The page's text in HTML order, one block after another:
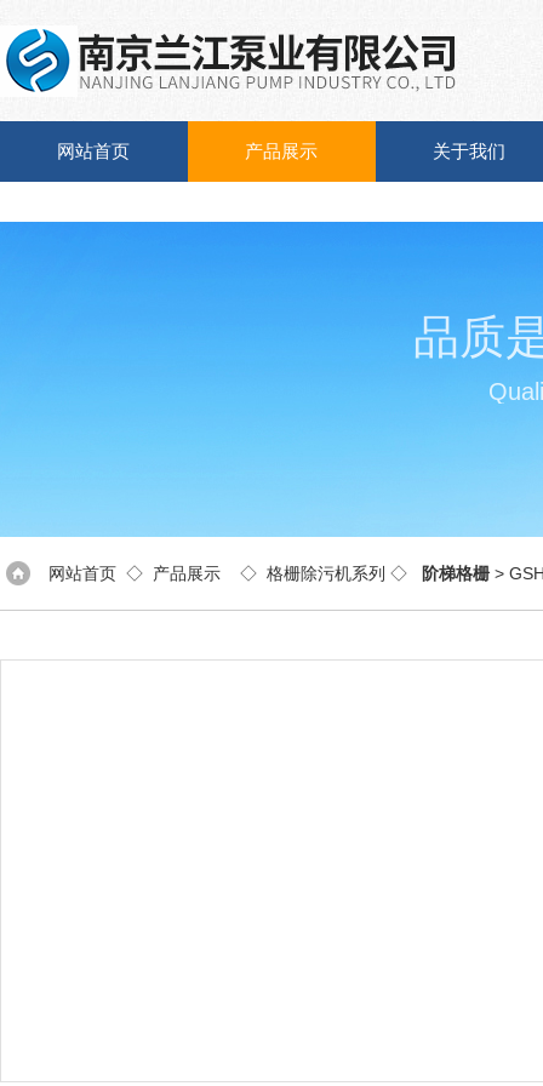
网站首页 产品展示 关于我们
品质
网站首页 ◇ 产品展示 ◇ 格栅除污机系列 ◇ 阶梯格栅 >